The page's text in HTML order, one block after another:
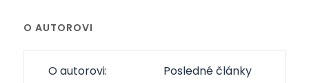
O AUTOROVI
O autorovi: Posledné články